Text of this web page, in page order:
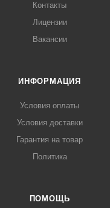
Контакты
Лицензии
Вакансии
ИНФОРМАЦИЯ
Условия оплаты
Условия доставки
Гарантия на товар
Политика
ПОМОЩЬ